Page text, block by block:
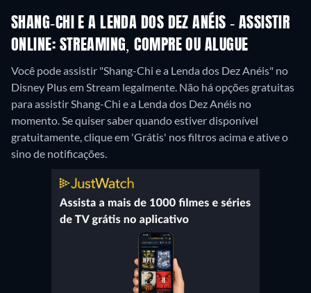
SHANG-CHI E A LENDA DOS DEZ ANÉIS - ASSISTIR
ONLINE: STREAMING, COMPRE OU ALUGUE
Você pode assistir "Shang-Chi e a Lenda dos Dez Anéis" no
Disney Plus em Stream legalmente. Não há opções gratuitas
para assistir Shang-Chi e a Lenda dos Dez Anéis no
momento. Se quiser saber quando estiver disponível
gratuitamente, clique em 'Grátis' nos filtros acima e ative o
sino de notificações.